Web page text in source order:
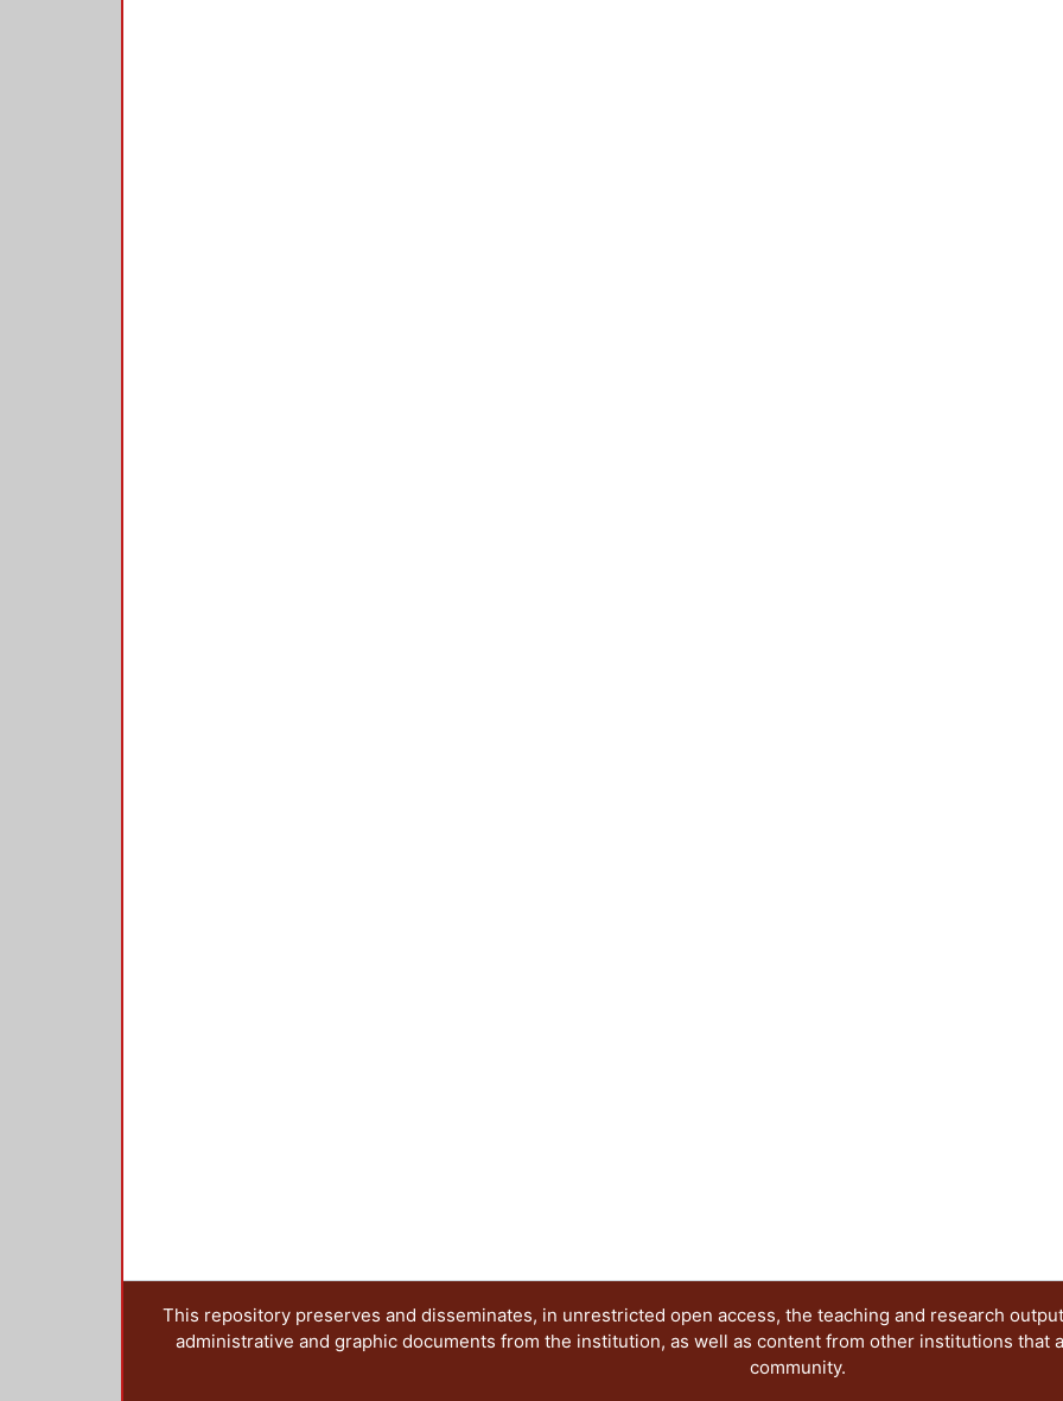
This repository preserves and disseminates, in unrestricted open access, the teaching and research
administrative and graphic documents from the institution, as well as content from other institutions that
community.